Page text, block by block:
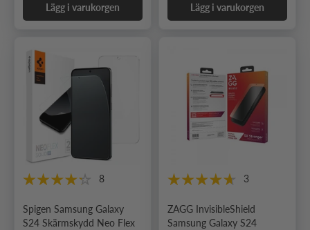
Lägg i varukorgen Lägg i varukorgen
8
Spigen Samsung Galaxy
S24 Skärmskydd Neo Flex
3
ZAGG InvisibleShield
Samsung Galaxy S24